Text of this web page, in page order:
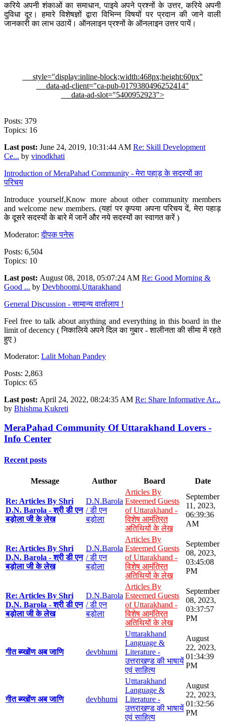
करिये अपनी शंकाओं का समाधान, पाइये अपने प्रश्नों के उत्तर, करिये अपनी
दुविधा दूर। हमारे विशेषज्ञों द्वारा विभिन्न विषयों पर प्रदान की जाने वाली
जानकारी का लाभ उठायें। ऑनलाइन प्रश्नों के ऑनलाइन उत्तर पायें।
style="display:inline-block;width:468px;height:60px"
data-ad-client="ca-pub-0179380496252414"
data-ad-slot="5400952923">
Posts: 379
Topics: 16
Last post: June 24, 2019, 10:31:44 AM Re: Skill Development
Ce... by vinodkhati
Introduction of MeraPahad Community - मेरा पहाड़ के सदस्यों का
परिचय
Introduce yourself,Know more about other community members
and welcome new members. (यहां पर कृपया अपना परिचय दें, मेरा पहाड़
के दूसरे सदस्यों के बारे में जानें और नये सदस्यों का स्वागत करें )
Moderator:दीपक पनेरू
Posts: 6,504
Topics: 10
Last post: August 08, 2018, 05:07:24 AM Re: Good Morning &
Good ... by Devbhoomi,Uttarakhand
General Discussion - सामान्य वार्तालाप !
Feel free to talk about anything and everything in this board in the
limit of decency ( निकालिये अपने दिल का गुबार - शालीनता की सीमा में रहते
हुए )
Moderator: Lalit Mohan Pandey
Posts: 2,863
Topics: 65
Last post: April 24, 2022, 08:24:35 AM Re: Share Informative Ar...
by Bhishma Kukreti
MeraPahad Community Of Uttarakhand Lovers -
Info Center
Recent posts
Message Author Board Date
Re: Articles By Shri
D.N. Barola - श्री डी एन
बड़ोला जी के लेख
D.N.Barola
/ डी एन
बड़ोला
Articles By
Esteemed Guests
of Uttarakhand -
विशेष आमंत्रित
अतिथियों के लेख
September
11, 2023,
06:39:36
AM
Re: Articles By Shri
D.N. Barola - श्री डी एन
बड़ोला जी के लेख
D.N.Barola
/ डी एन
बड़ोला
Articles By
Esteemed Guests
of Uttarakhand -
विशेष आमंत्रित
अतिथियों के लेख
September
08, 2023,
03:45:08
PM
Re: Articles By Shri
D.N. Barola - श्री डी एन
बड़ोला जी के लेख
D.N.Barola
/ डी एन
बड़ोला
Articles By
Esteemed Guests
of Uttarakhand -
विशेष आमंत्रित
अतिथियों के लेख
September
08, 2023,
03:37:57
PM
गीत ब्य्खोंण अब जाणि devbhumi
Utttarakhand
Language &
Literature -
उत्तराखण्ड की भाषायें
एवं साहित्य
August
22, 2023,
01:34:39
PM
गीत ब्य्खोंण अब जाणि devbhumi
Utttarakhand
Language &
Literature -
उत्तराखण्ड की भाषायें
एवं साहित्य
August
22, 2023,
01:32:56
PM